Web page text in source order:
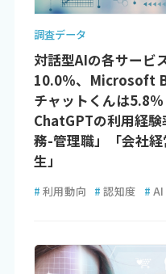
調査データ
対話型AIの各サービ
10.0％、Microsoft
チャットくんは5.8％
ChatGPTの利用経
務-管理職」「会社
生」
# 利用動向 # 認知度 # AI